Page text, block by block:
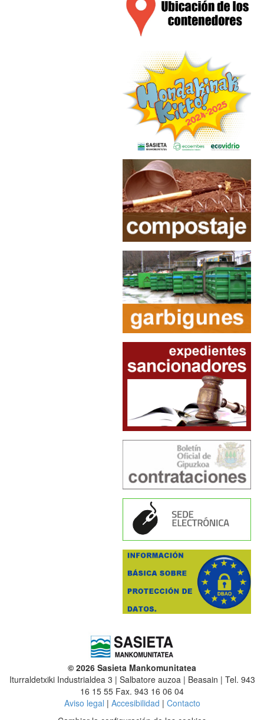
© 2026 Sasieta Mankomunitatea
Iturraldetxiki Industrialdea 3 | Salbatore auzoa | Beasain | Tel. 943
16 15 55 Fax. 943 16 06 04
Aviso legal | Accesibilidad | Contacto